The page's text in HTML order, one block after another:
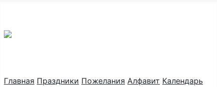
Главная Праздники Пожелания Алфавит Календарь